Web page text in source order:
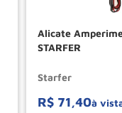
Alicate
STARFER
Starfer
R$ 71,40à